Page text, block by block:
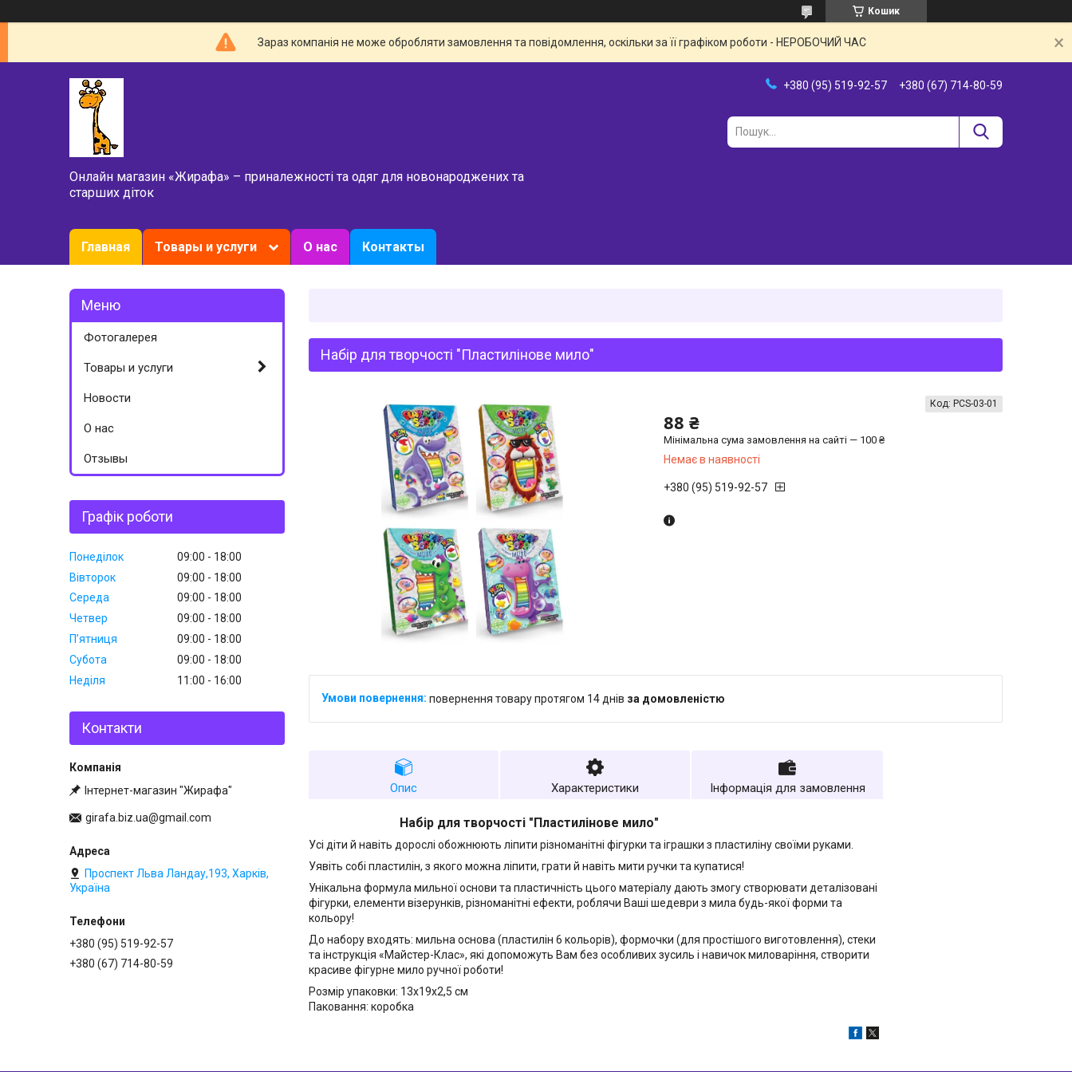
Кошик
Зараз компанія не може обробляти замовлення та повідомлення, оскільки за її графіком роботи - НЕРОБОЧИЙ ЧАС
Онлайн магазин «Жирафа» – приналежності та одяг для новонароджених та
старших діток
+380 (95) 519-92-57 +380 (67) 714-80-59
Главная Товары и услуги О нас Контакты
Набір для творчості "Пластилінове мило"
88 ₴
Мінімальна сума замовлення на сайті — 100 ₴
Немає в наявності
Код: PCS-03-01
+380 (95) 519-92-57
повернення товару протягом 14 днів за домовленістю
Опис Характеристики Інформація для замовлення
Набір для творчості "Пластилінове мило"
Усі діти й навіть дорослі обожнюють ліпити різноманітні фігурки та іграшки з пластиліну своїми руками.
Уявіть собі пластилін, з якого можна ліпити, грати й навіть мити ручки та купатися!
Унікальна формула мильної основи та пластичність цього матеріалу дають змогу створювати деталізовані
фігурки, елементи візерунків, різноманітні ефекти, роблячи Ваші шедеври з мила будь-якої форми та
кольору!
До набору входять: мильна основа (пластилін 6 кольорів), формочки (для простішого виготовлення), стеки
та інструкція «Майстер-Клас», які допоможуть Вам без особливих зусиль і навичок миловаріння, створити
красиве фігурне мило ручної роботи!
Розмір упаковки: 13х19х2,5 см
Паковання: коробка
Фотогалерея
Товары и услуги
Новости
О нас
Отзывы
Графік роботи
Понеділок 09:00
18:00
Вівторок
09:00
18:00
Середа
09:00
18:00
Четвер
09:00
18:00
Пʼятниця
09:00
18:00
Субота
09:00
18:00
Неділя
11:00 16:00
Контакти
Інтернет-магазин "Жирафа"
girafa.biz.ua@gmail.com
Проспект Льва Ландау,193, Харків,
Україна
+380 (95) 519-92-57
+380 (67) 714-80-59